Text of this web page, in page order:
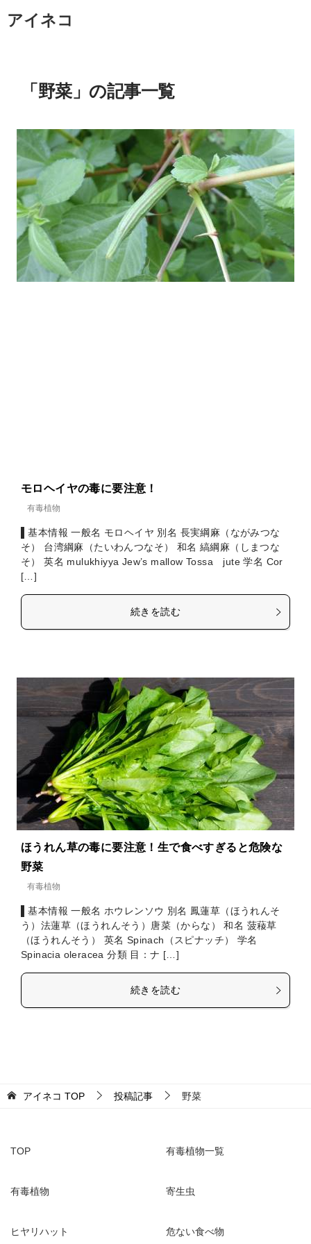
アイネコ
「野菜」の記事一覧
モロヘイヤの毒に要注意！
有毒植物
▌基本情報 一般名 モロヘイヤ 別名 長実綱麻（ながみつな
そ） 台湾綱麻（たいわんつなそ） 和名 縞綱麻（しまつな
そ） 英名 mulukhiyya Jew’s mallow Tossa jute 学名 Cor
[…]
続きを読む
ほうれん草の毒に要注意！生で食べすぎると危険な
野菜
有毒植物
▌基本情報 一般名 ホウレンソウ 別名 鳳蓮草（ほうれんそ
う）法蓮草（ほうれんそう）唐菜（からな） 和名 菠薐草
（ほうれんそう） 英名 Spinach（スピナッチ） 学名
Spinacia oleracea 分類 目：ナ […]
続きを読む
アイネコ TOP 投稿記事 野菜
TOP 有毒植物一覧
有毒植物 寄生虫
ヒヤリハット 危ない食べ物